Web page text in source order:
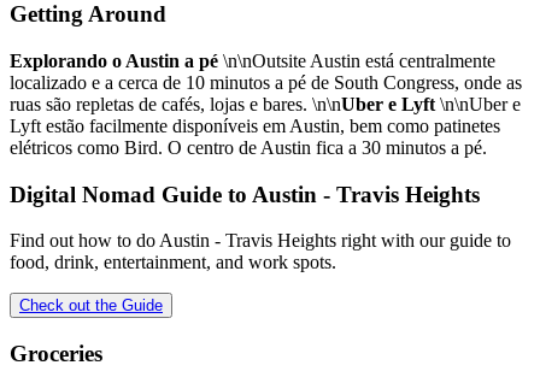
Getting Around
Explorando o Austin a pé \n\nOutsite Austin está centralmente
localizado e a cerca de 10 minutos a pé de South Congress, onde as
ruas são repletas de cafés, lojas e bares. \n\nUber e Lyft \n\nUber e
Lyft estão facilmente disponíveis em Austin, bem como patinetes
elétricos como Bird. O centro de Austin fica a 30 minutos a pé.
Digital Nomad Guide to Austin - Travis Heights
Find out how to do Austin - Travis Heights right with our guide to
food, drink, entertainment, and work spots.
Check out the Guide
Groceries